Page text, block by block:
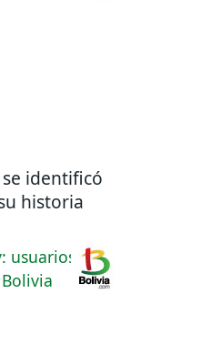
identificó
historia